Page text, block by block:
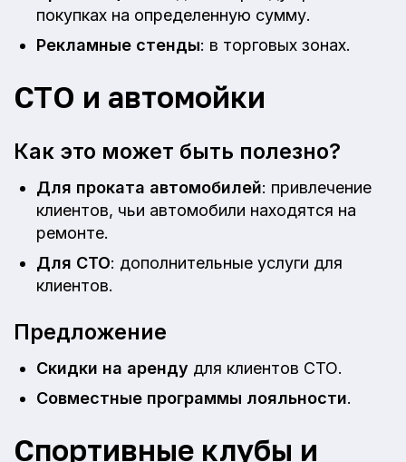
покупках на определенную сумму.
Рекламные стенды: в торговых зонах.
СТО и автомойки
Как это может быть полезно?
Для проката автомобилей: привлечение
клиентов, чьи автомобили находятся на
ремонте.
Для СТО: дополнительные услуги для
клиентов.
Предложение
Скидки на аренду для клиентов СТО.
Совместные программы лояльности.
Спортивные клубы и